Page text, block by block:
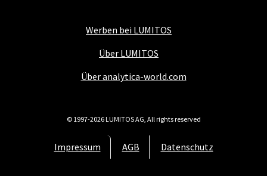
Werben bei LUMITOS
Über LUMITOS
Über analytica-world.com
Impressum AGB Datenschutz
© 1997-2026 LUMITOS AG, All rights reserved